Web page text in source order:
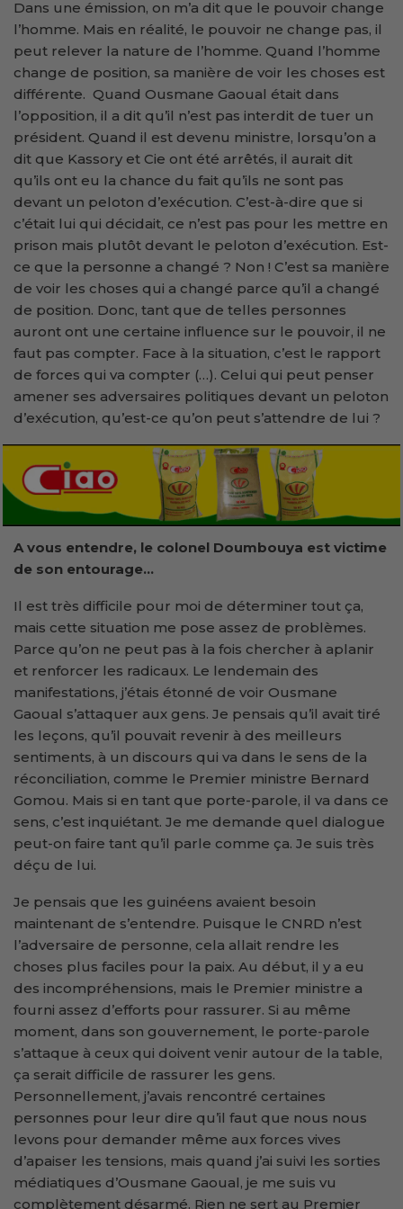
Dans une émission, on m’a dit que le pouvoir change
l’homme. Mais en réalité, le pouvoir ne change pas, il
peut relever la nature de l’homme. Quand l’homme
change de position, sa manière de voir les choses est
différente. Quand Ousmane Gaoual était dans
l’opposition, il a dit qu’il n’est pas interdit de tuer un
président. Quand il est devenu ministre, lorsqu’on a
dit que Kassory et Cie ont été arrêtés, il aurait dit
qu’ils ont eu la chance du fait qu’ils ne sont pas
devant un peloton d’exécution. C’est-à-dire que si
c’était lui qui décidait, ce n’est pas pour les mettre en
prison mais plutôt devant le peloton d’exécution. Est-
ce que la personne a changé ? Non ! C’est sa manière
de voir les choses qui a changé parce qu’il a changé
de position. Donc, tant que de telles personnes
auront ont une certaine influence sur le pouvoir, il ne
faut pas compter. Face à la situation, c’est le rapport
de forces qui va compter (…). Celui qui peut penser
amener ses adversaires politiques devant un peloton
d’exécution, qu’est-ce qu’on peut s’attendre de lui ?
A vous entendre, le colonel Doumbouya est victime
de son entourage…
Il est très difficile pour moi de déterminer tout ça,
mais cette situation me pose assez de problèmes.
Parce qu’on ne peut pas à la fois chercher à aplanir
et renforcer les radicaux. Le lendemain des
manifestations, j’étais étonné de voir Ousmane
Gaoual s’attaquer aux gens. Je pensais qu’il avait tiré
les leçons, qu’il pouvait revenir à des meilleurs
sentiments, à un discours qui va dans le sens de la
réconciliation, comme le Premier ministre Bernard
Gomou. Mais si en tant que porte-parole, il va dans ce
sens, c’est inquiétant. Je me demande quel dialogue
peut-on faire tant qu’il parle comme ça. Je suis très
déçu de lui.
Je pensais que les guinéens avaient besoin
maintenant de s’entendre. Puisque le CNRD n’est
l’adversaire de personne, cela allait rendre les
choses plus faciles pour la paix. Au début, il y a eu
des incompréhensions, mais le Premier ministre a
fourni assez d’efforts pour rassurer. Si au même
moment, dans son gouvernement, le porte-parole
s’attaque à ceux qui doivent venir autour de la table,
ça serait difficile de rassurer les gens.
Personnellement, j’avais rencontré certaines
personnes pour leur dire qu’il faut que nous nous
levons pour demander même aux forces vives
d’apaiser les tensions, mais quand j’ai suivi les sorties
médiatiques d’Ousmane Gaoual, je me suis vu
complètement désarmé. Rien ne sert au Premier